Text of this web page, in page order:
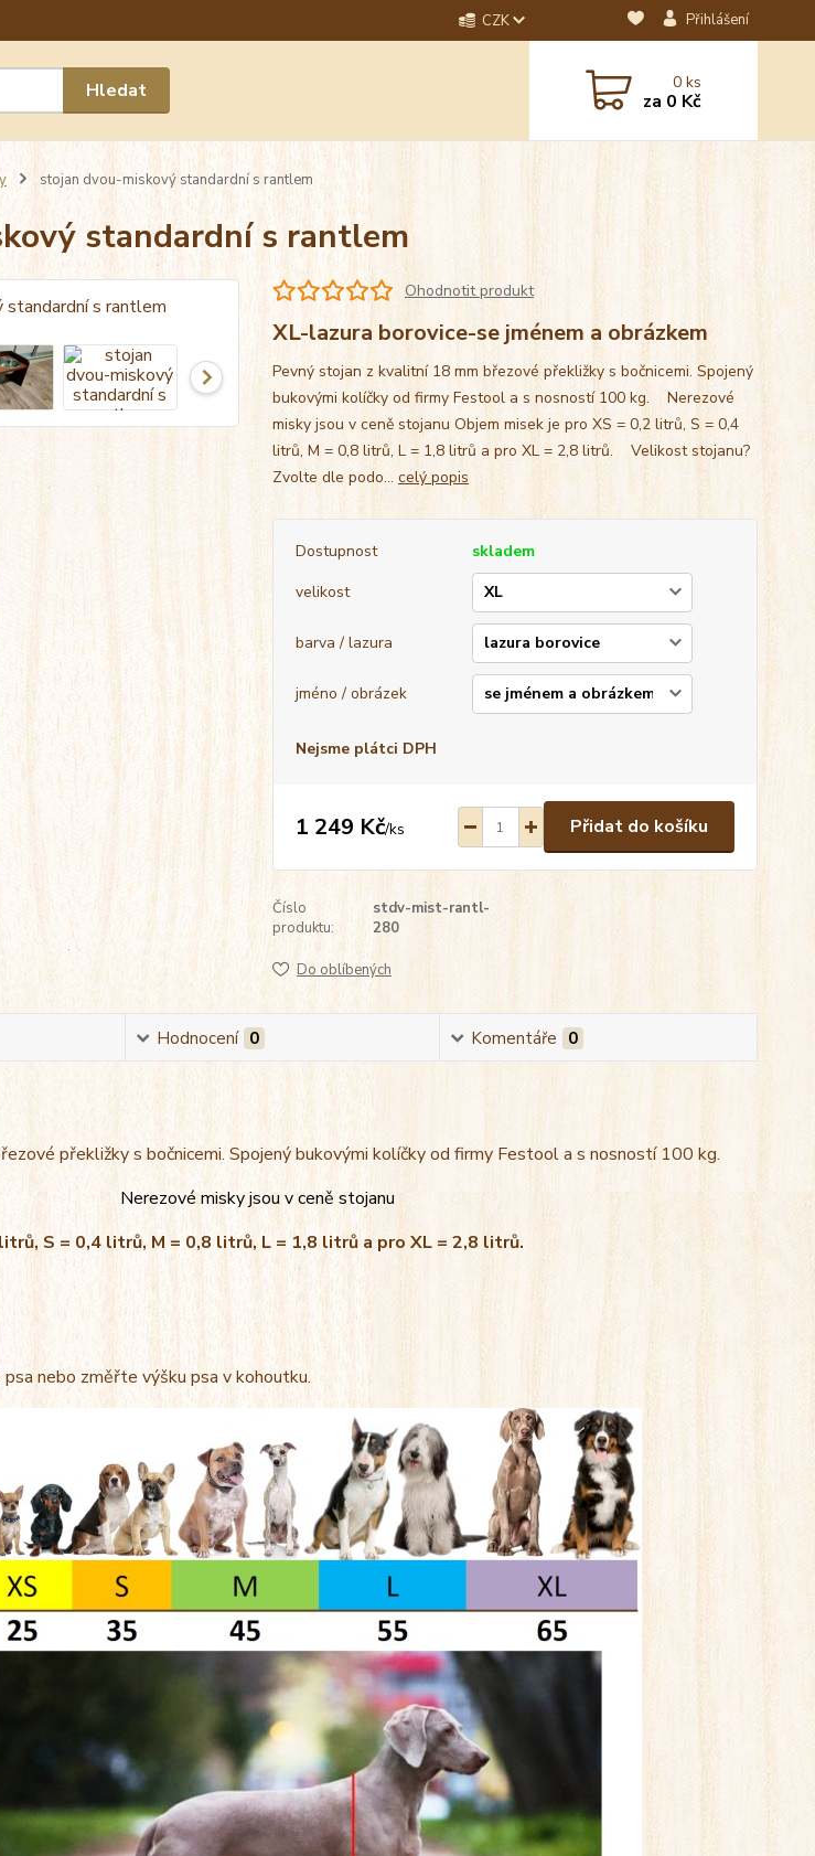
CZK Přihlášení
Hledat 0ks
za 0 Kč
stojan dvou-miskový standardní s rantlem
standardní s rantlem
Ohodnotit produkt
XL-lazura borovice-se jménem a obrázkem
Pevný stojan z kvalitní 18 mm březové překližky s bočnicemi. Spojený
bukovými kolíčky od firmy Festool a s nosností 100 kg. Nerezové
misky jsou v ceně stojanu Objem misek je pro XS = 0,2 litrů, S = 0,4
litrů, M = 0,8 litrů, L = 1,8 litrů a pro XL = 2,8 litrů. Velikost stojanu?
Zvolte dle podo... celý popis
Dostupnost
skladem
velikost
barva / lazura
jméno / obrázek
Nejsme plátci DPH
1 249 Kč/ks Přidat do košíku
Číslo
produktu:
stdv-mist-rantl-
280
Do oblíbených
Hodnocení 0 Komentáře 0
překližky s bočnicemi. Spojený bukovými kolíčky od firmy Festool a s nosností 100 kg.
Nerezové misky jsou v ceně stojanu
S = 0,4 litrů, M = 0,8 litrů, L = 1,8 litrů a pro XL = 2,8 litrů.
nebo změřte výšku psa v kohoutku.